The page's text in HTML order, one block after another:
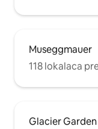
Museggmauer
118 lokalaca
Glacier